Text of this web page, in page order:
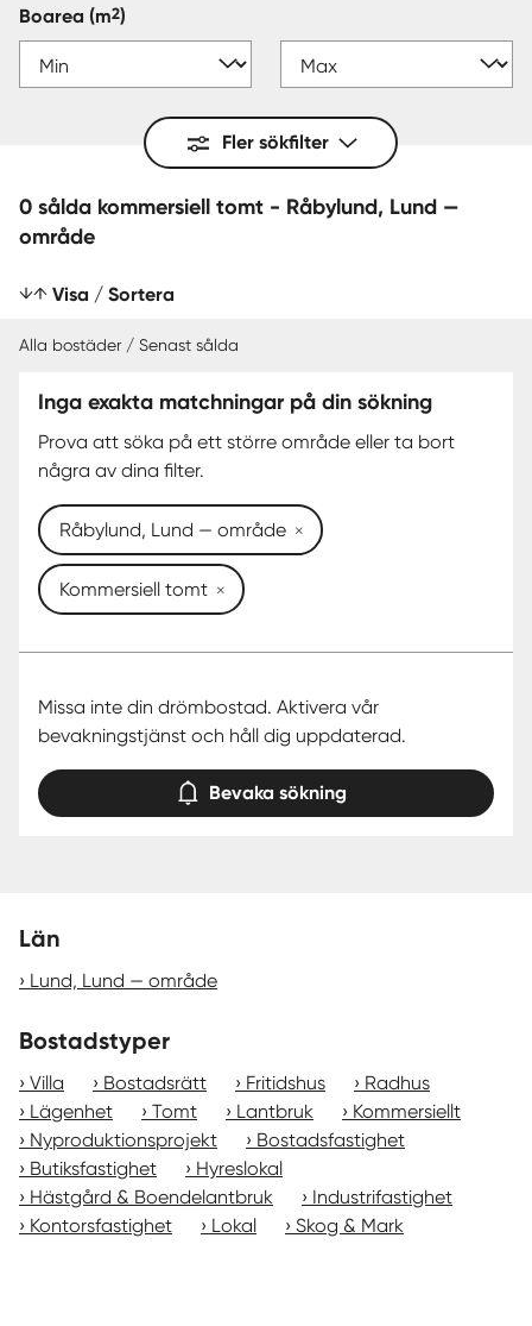
Boarea (m2)
Fler sökfilter
0 sålda kommersiell tomt - Råbylund, Lund —
område
Visa / Sortera
SENAST SÅLDA
Alla bostäder / Senast sålda
Inga exakta matchningar på din sökning
Prova att söka på ett större område eller ta bort
några av dina filter.
Råbylund, Lund — område
Kommersiell tomt
Missa inte din drömbostad. Aktivera vår
bevakningstjänst och håll dig uppdaterad.
Bevaka sökning
Län
Lund, Lund — område
Bostadstyper
Villa Bostadsrätt Fritidshus
Radhus
Lägenhet
Tomt Lantbruk
Kommersiellt
Nyproduktionsprojekt
Bostadsfastighet
Butiksfastighet
Hyreslokal
Hästgård & Boendelantbruk
Industrifastighet
Kontorsfastighet
Lokal Skog & Mark